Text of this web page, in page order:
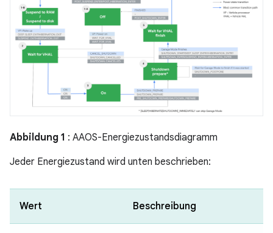
Abbildung 1 : AAOS-Energiezustandsdiagramm
Jeder Energiezustand wird unten beschrieben:
Wert Beschreibung